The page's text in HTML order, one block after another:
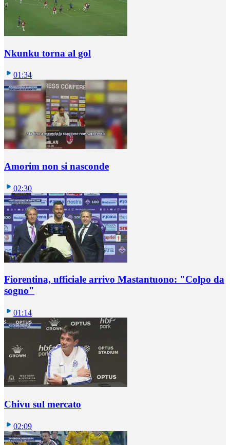
Nkunku torna al gol
01:34
Amorim non si nasconde
02:30
Fiorentina, ufficiale arrivo Mastantuono: "Colpo da
sogno"
01:14
Chivu sul mercato
02:09